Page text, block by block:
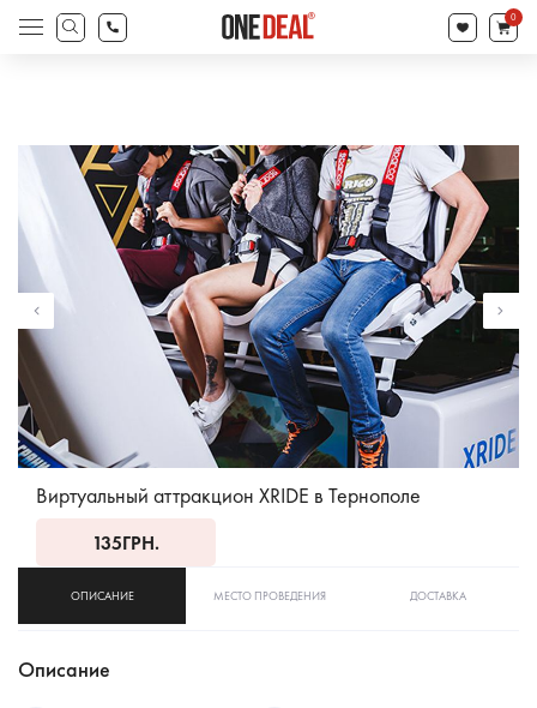
товаров
Поиск
товаров
0
Виртуальный аттракцион XRIDE в Тернополе
135ГРН.
ОПИСАНИЕ МЕСТО ПРОВЕДЕНИЯ ДОСТАВКА
Описание